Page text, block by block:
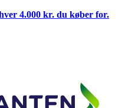
4.000 kr. du køber for.